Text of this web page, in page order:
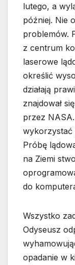
lutego, a
później. Nie
problemów.
z centrum
laserowe
określić
działają
znajdował
przez
wykorzystać
Próbę
na Ziemi
do
Wszystko
Odyseusz
opadanie w